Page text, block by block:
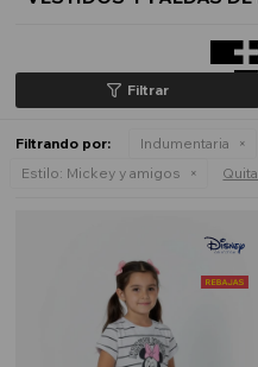
Filtrando por: Indumentaria
Estilo: Mickey y amigos